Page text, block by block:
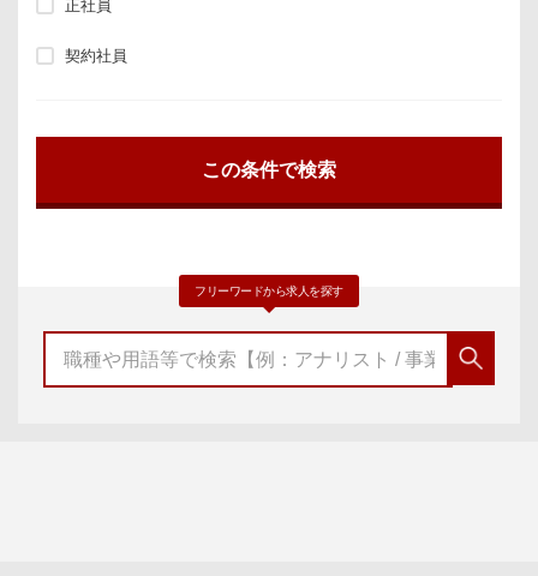
正社員
契約社員
フリーワードから求人を探す